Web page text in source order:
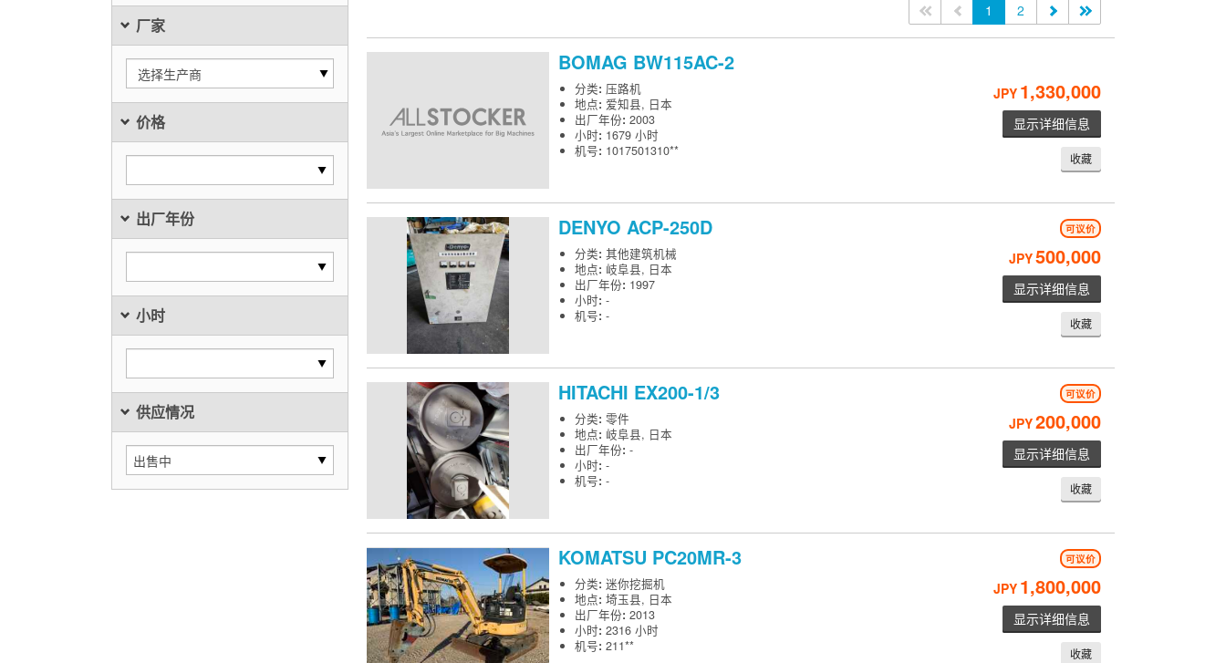
厂家
选择生产商
价格
出厂年份
小时
供应情况
<< 1 2
BOMAG BW115AC-2
分类: 压路机
地点: 爱知县, 日本
出厂年份: 2003
小时: 1679 小时
机号: 1017501310**
JPY 1,330,000
显示详细信息
收藏
DENYO ACP-250D 可议价
分类: 其他建筑机械
地点: 岐阜县, 日本
出厂年份: 1997
小时: -
机号: -
JPY500,000
显示详细信息
收藏
HITACHI EX200-1/3 可议价
分类: 零件
地点: 岐阜县, 日本
出厂年份: -
小时: -
机号: -
JPY200,000
显示详细信息
收藏
KOMATSU PC20MR-3 可议价
分类: 迷你挖掘机
地点: 埼玉县, 日本
出厂年份: 2013
小时: 2316 小时
机号: 211**
JPY 1,800,000
显示详细信息
收藏